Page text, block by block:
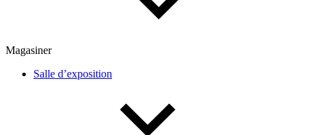
Magasiner
Salle d’exposition